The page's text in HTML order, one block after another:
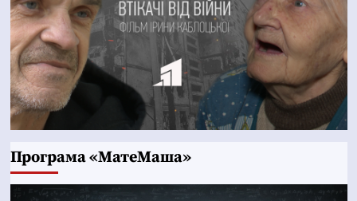
Програма «МатеМаша»